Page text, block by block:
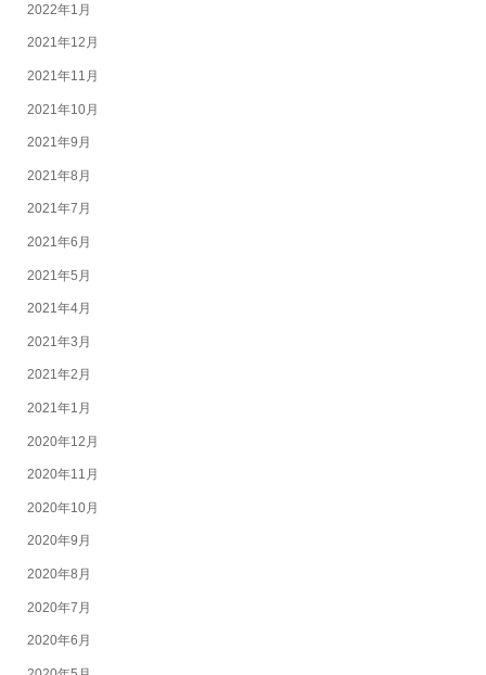
2022年1月
2021年12月
2021年11月
2021年10月
2021年9月
2021年8月
2021年7月
2021年6月
2021年5月
2021年4月
2021年3月
2021年2月
2021年1月
2020年12月
2020年11月
2020年10月
2020年9月
2020年8月
2020年7月
2020年6月